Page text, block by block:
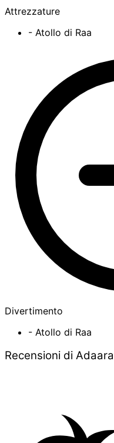
Attrezzature
- Atollo di Raa
Divertimento
- Atollo di Raa
Recensioni di